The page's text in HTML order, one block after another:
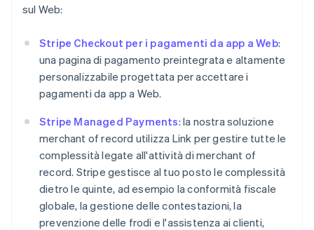
sul Web:
Stripe Checkout per i pagamenti da app a Web:
una pagina di pagamento preintegrata e altamente
personalizzabile progettata per accettare i
pagamenti da app a Web.
Stripe Managed Payments: la nostra soluzione
merchant of record utilizza Link per gestire tutte le
complessità legate all'attività di merchant of
record. Stripe gestisce al tuo posto le complessità
dietro le quinte, ad esempio la conformità fiscale
globale, la gestione delle contestazioni, la
prevenzione delle frodi e l'assistenza ai clienti,